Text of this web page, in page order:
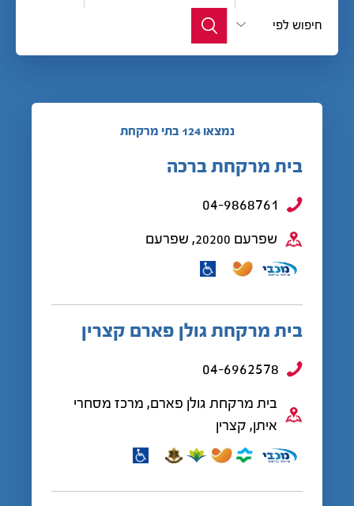
חיפוש לפי
נמצאו 124 בתי מרקחת
בית מרקחת ברכה
04-9868761
שפרעם 20200, שפרעם
בית מרקחת גולן פארם קצרין
04-6962578
בית מרקחת גולן פארם, מרכז מסחרי
איתן, קצרין